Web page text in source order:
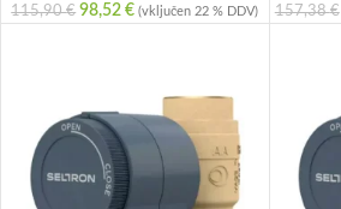
115,90€ 98,52€ (vključen 22 % DDV) 157,38€